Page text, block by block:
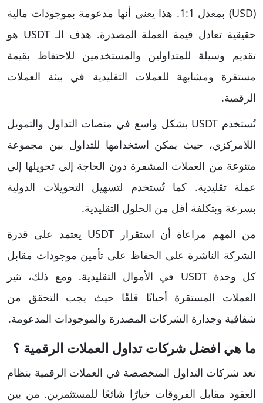
(USD) بمعدل 1:1. هذا يعني أنها مدعومة بموجودات مالية
حقيقية تعادل قيمة العملة المصدرة. هدف الـ USDT هو
تقديم وسيلة للمتداولين والمستخدمين للاحتفاظ بقيمة
مستقرة ومشابهة للعملات التقليدية في بيئة العملات
الرقمية.
تُستخدم USDT بشكل واسع في منصات التداول والتمويل
اللامركزي، حيث يمكن استخدامها للتداول بين مجموعة
متنوعة من العملات المشفرة دون الحاجة إلى تحويلها إلى
عملة تقليدية. كما تُستخدم لتسهيل التحويلات الدولية
بسرعة وبتكلفة أقل من الحلول التقليدية.
من المهم مراعاة أن استقرار USDT يعتمد على قدرة
الشركة الناشرة على الحفاظ على تأمين موجودات مقابل
كل وحدة USDT في الأموال التقليدية. ومع ذلك، تثير
العملات المستقرة أحيانًا قلقًا حيث يجب التحقق من
شفافية وجدارة الشركات المصدرة والموجودات المدعومة.
ما هي افضل شركات تداول العملات الرقمية ؟
تعد شركات التداول المتخصصة في العملات الرقمية بنظام
العقود مقابل الفروقات خيارًا شائعًا للمستثمرين. من بين